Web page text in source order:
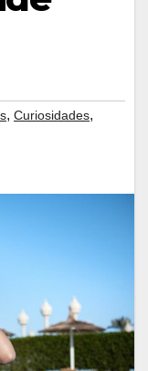
, Curiosidades,